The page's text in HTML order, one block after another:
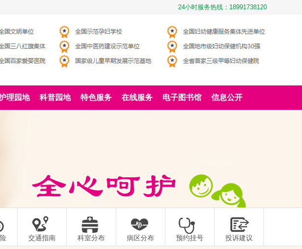
24小时服务热线：18991738120
理园地 科普园地 特色服务 在线服务 电子图书馆 信息公开
交通指南 科室分布 病区分布 预约挂号 投诉建议